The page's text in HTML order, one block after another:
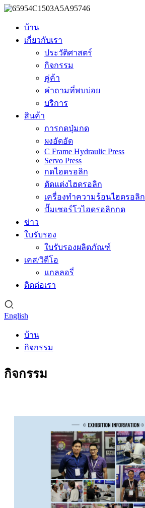
บ้าน
เกี่ยวกับเรา
ประวัติศาสตร์
กิจกรรม
คู่ค้า
คำถามที่พบบ่อย
บริการ
สินค้า
การกดปุ่มกด
ผงอัดอัด
C Frame Hydraulic Press
Servo Press
กดไฮดรอลิก
ตัดแต่งไฮดรอลิก
เครื่องทำความร้อนไฮดรอลิก
ปั๊มเซอร์โวไฮดรอลิกกด
ข่าว
ใบรับรอง
ใบรับรองผลิตภัณฑ์
เคส/วิดีโอ
แกลลอรี่
ติดต่อเรา
English
บ้าน
กิจกรรม
กิจกรรม